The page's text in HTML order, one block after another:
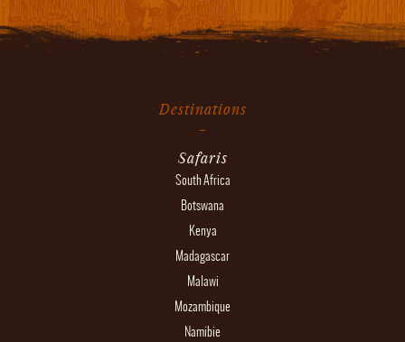
Destinations
Safaris
South Africa
Botswana
Kenya
Madagascar
Malawi
Mozambique
Namibie